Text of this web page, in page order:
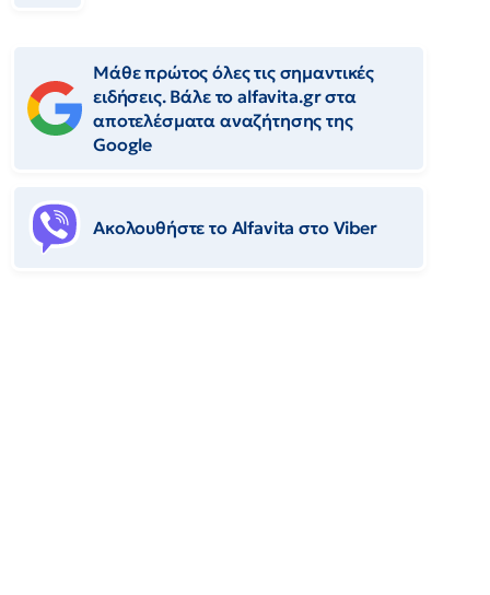
Μάθε πρώτος όλες τις σημαντικές
ειδήσεις. Βάλε το alfavita.gr στα
αποτελέσματα αναζήτησης της
Google
Ακολουθήστε το Αlfavita στο Viber